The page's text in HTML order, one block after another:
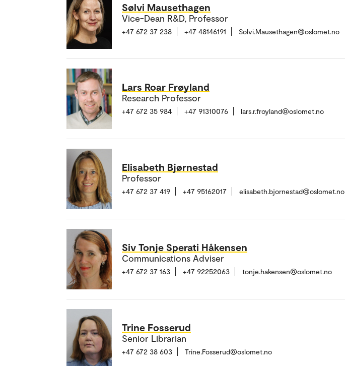
Sølvi Mausethagen
Vice-Dean R&D, Professor
+47 672 37 238 +47 48146191 Solvi.Mausethagen@oslomet.no
Lars Roar Frøyland
Research Professor
+47 672 35 984 +47 91310076 lars.r.froyland@oslomet.no
Elisabeth Bjørnestad
Professor
+47 672 37 419 +47 95162017 elisabeth.bjornestad@oslomet.no
Siv Tonje Sperati Håkensen
Communications Adviser
+47 672 37 163 +47 92252063 tonje.hakensen@oslomet.no
Trine Fosserud
Senior Librarian
+47 672 38 603 Trine.Fosserud@oslomet.no